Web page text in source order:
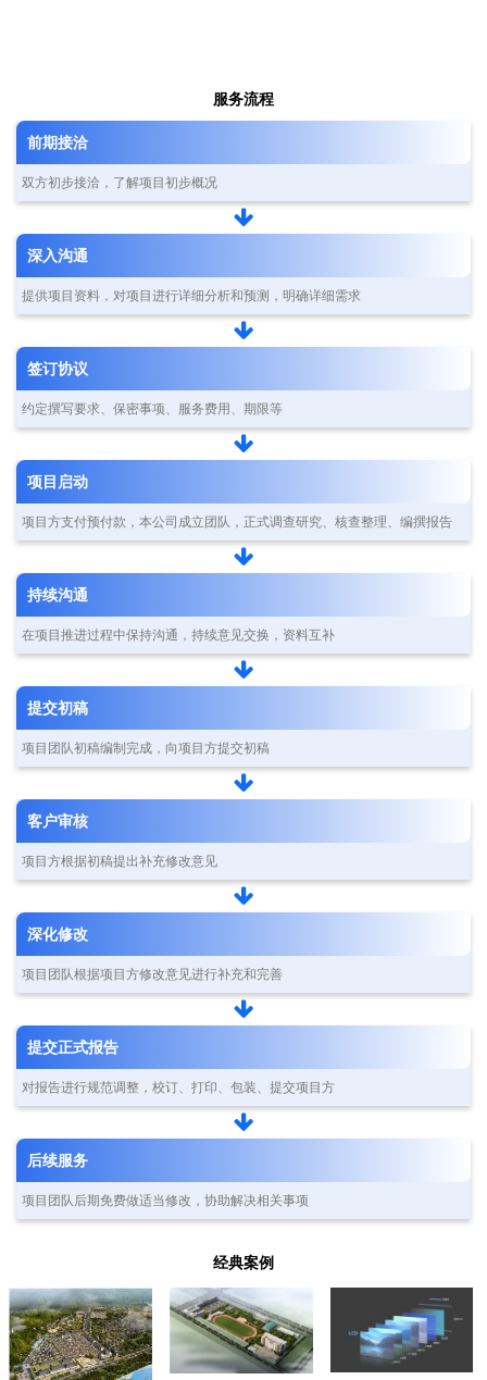
服务流程
前期接洽
双方初步接洽，了解项目初步概况
深入沟通
提供项目资料，对项目进行详细分析和预测，明确详细需求
签订协议
约定撰写要求、保密事项、服务费用、期限等
项目启动
项目方支付预付款，本公司成立团队，正式调查研究、核查整理、编撰报告
持续沟通
在项目推进过程中保持沟通，持续意见交换，资料互补
提交初稿
项目团队初稿编制完成，向项目方提交初稿
客户审核
项目方根据初稿提出补充修改意见
深化修改
项目团队根据项目方修改意见进行补充和完善
提交正式报告
对报告进行规范调整，校订、打印、包装、提交项目方
后续服务
项目团队后期免费做适当修改，协助解决相关事项
经典案例